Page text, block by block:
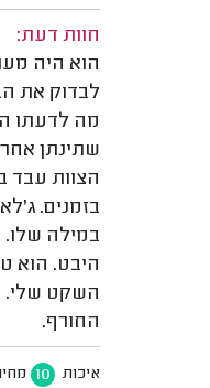
חוות דעת:
הוא היה
לבדוק את
מה לדעתו
שתינתן
הצוות עבד
בזמנים.
במילה שלו.
היבט. הוא
השקט שלי.
החורף.
איכות 10